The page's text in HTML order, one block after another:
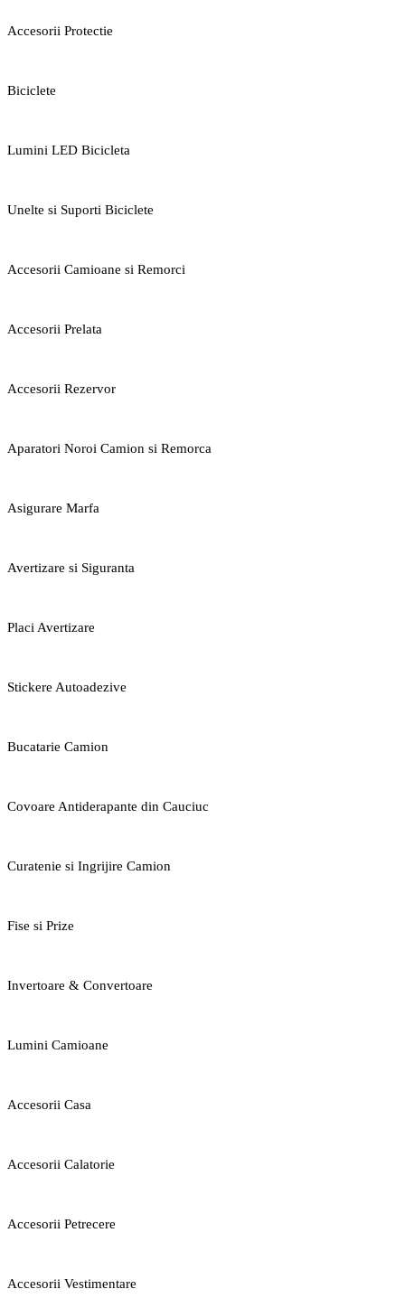
Accesorii Protectie
Biciclete
Lumini LED Bicicleta
Unelte si Suporti Biciclete
Accesorii Camioane si Remorci
Accesorii Prelata
Accesorii Rezervor
Aparatori Noroi Camion si Remorca
Asigurare Marfa
Avertizare si Siguranta
Placi Avertizare
Stickere Autoadezive
Bucatarie Camion
Covoare Antiderapante din Cauciuc
Curatenie si Ingrijire Camion
Fise si Prize
Invertoare & Convertoare
Lumini Camioane
Accesorii Casa
Accesorii Calatorie
Accesorii Petrecere
Accesorii Vestimentare